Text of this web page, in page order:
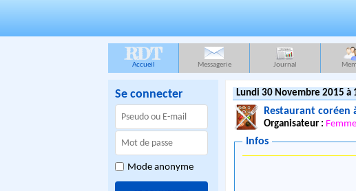
RDT
Accueil Messagerie Journal
Se connecter
Mode anonyme
Lundi 30 Novembre 2015 à
Restaurant coréen
Organisateur :
Infos